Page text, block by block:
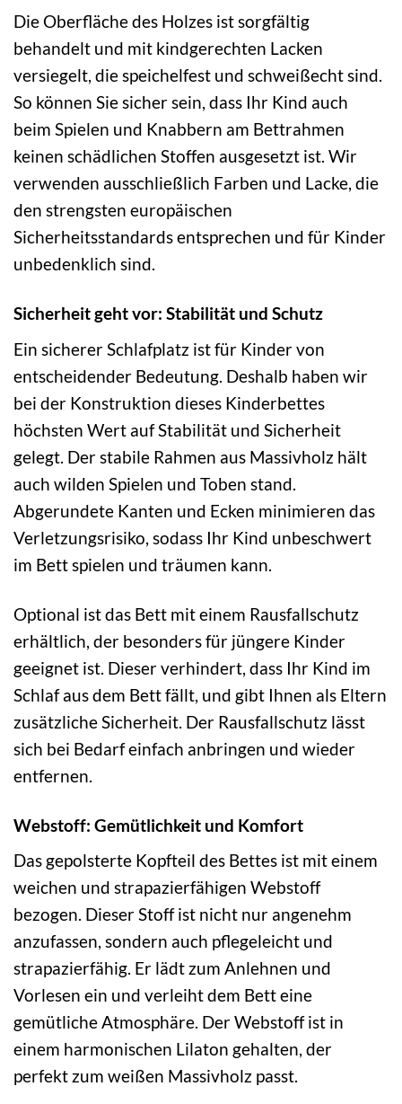
Die Oberfläche des Holzes ist sorgfältig
behandelt und mit kindgerechten Lacken
versiegelt, die speichelfest und schweißecht sind.
So können Sie sicher sein, dass Ihr Kind auch
beim Spielen und Knabbern am Bettrahmen
keinen schädlichen Stoffen ausgesetzt ist. Wir
verwenden ausschließlich Farben und Lacke, die
den strengsten europäischen
Sicherheitsstandards entsprechen und für Kinder
unbedenklich sind.
Sicherheit geht vor: Stabilität und Schutz
Ein sicherer Schlafplatz ist für Kinder von
entscheidender Bedeutung. Deshalb haben wir
bei der Konstruktion dieses Kinderbettes
höchsten Wert auf Stabilität und Sicherheit
gelegt. Der stabile Rahmen aus Massivholz hält
auch wilden Spielen und Toben stand.
Abgerundete Kanten und Ecken minimieren das
Verletzungsrisiko, sodass Ihr Kind unbeschwert
im Bett spielen und träumen kann.
Optional ist das Bett mit einem Rausfallschutz
erhältlich, der besonders für jüngere Kinder
geeignet ist. Dieser verhindert, dass Ihr Kind im
Schlaf aus dem Bett fällt, und gibt Ihnen als Eltern
zusätzliche Sicherheit. Der Rausfallschutz lässt
sich bei Bedarf einfach anbringen und wieder
entfernen.
Webstoff: Gemütlichkeit und Komfort
Das gepolsterte Kopfteil des Bettes ist mit einem
weichen und strapazierfähigen Webstoff
bezogen. Dieser Stoff ist nicht nur angenehm
anzufassen, sondern auch pflegeleicht und
strapazierfähig. Er lädt zum Anlehnen und
Vorlesen ein und verleiht dem Bett eine
gemütliche Atmosphäre. Der Webstoff ist in
einem harmonischen Lilaton gehalten, der
perfekt zum weißen Massivholz passt.